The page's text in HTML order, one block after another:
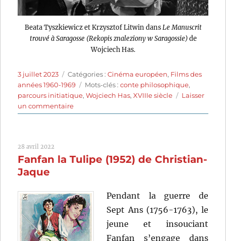
Beata Tyszkiewicz et Krzysztof Litwin dans Le Manuscrit
trouvé à Saragosse (Rekopis znaleziony w Saragossie)de
Wojciech Has.
Publié
le
3 juillet 2023 Catégories
Catégories :Cinéma européen, Films des
années 1960-1969
Étiquettes
Mots-clés :conte philosophique,
parcours initiatique,Wojciech Has,XVIIIe siècle
Laisser
un commentairesur
Le
Saragosse
Wojciech
Has
28 avril 2022
Fanfan la Tulipe (1952) de Christian-
Jaque
Pendant la guerre de
Sept Ans (1756-1763), le
jeune et insouciant
Fanfan s’engage dans